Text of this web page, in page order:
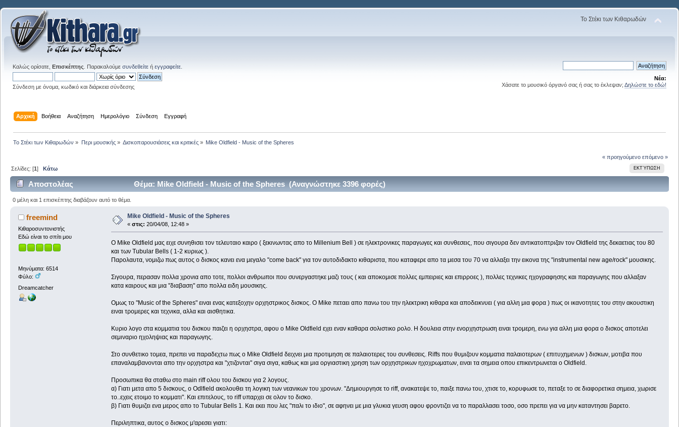
Το Στέκι των Κιθαρωδών
Καλώς ορίσατε, Επισκέπτης . Παρακαλούμε συνδεθείτε ή εγγραφείτε
Σύνδεση με όνομα, κωδικό και διάρκεια σύνδεσης
Νέα:
Χάσατε το μουσικό όργανό σας ή σας το έκλεψαν; Δηλώστε το εδώ!
Αρχική Βοήθεια Αναζήτηση Ημερολόγιο Σύνδεση Εγγραφή
Το Στέκι των Κιθαρωδών » Περι μουσικής» Δισκοπαρουσιάσεις και κριτικές» Mike Oldfield - Music of the Spheres
« προηγούμενο επόμενο »
ΕΚΤΎΠΩΣΗ
Σελίδες: [1]Κάτω
Αποστολέας Θέμα: Mike Oldfield - Music of the Spheres (Αναγνώστηκε 3396 φορές)
0 μέλη και 1 επισκέπτης διαβάζουν αυτό το θέμα.
freemind
Κιθαροσυντονιστής
Εδώ είναι το σπίτι μου
Μηνύματα: 6514
Φύλο:
Dreamcatcher
Mike Oldfield - Music of the Spheres
« στις: 20/04/08, 12:48 »
Ο Mike Οldfield μας ειχε συνηθισει τον τελευταιο καιρο ( ξεκινωντας απο το Millenium Bell ) σε ηλεκτρονικες παραγωγες και συνθεσεις, που σιγουρα δεν αντικατοπτριζαν τον Oldfield της δεκαετιας του 80
και των Tubular Bells ( 1-2 κυριως ).
Παρολαυτα, νομιζω πως αυτος ο δισκος κανει ενα μεγαλο "come back" για τον αυτοδιδακτο κιθαριστα, που καταφερε απο τα μεσα του 70 να αλλαξει την εικονα της "instrumental new age/rock" μουσικης.
Σιγουρα, περασαν πολλα χρονια απο τοτε, πολλοι ανθρωποι που συνεργαστηκε μαζι τους ( και αποκομισε πολλες εμπειριες και επιρροες ), πολλες τεχνικες ηχογραφησης και παραγωγης που αλλαξαν
κατα καιρους και μια "διαβαση" απο πολλα ειδη μουσικης.
Ομως το "Music of the Spheres" ειναι ενας κατεξοχην ορχηστρικος δισκος. Ο Mike πεταει απο πανω του την ηλεκτρικη κιθαρα και αποδεικνυει ( για αλλη μια φορα ) πως οι ικανοτητες του στην ακουστικη
ειναι τρομερες και τεχνικα, αλλα και αισθητικα.
Κυριο λογο στα κομματια του δισκου παιζει η ορχηστρα, αφου ο Mike Oldfield εχει εναν καθαρα σολιστικο ρολο. Η δουλεια στην ενορχηστρωση ειναι τρομερη, ενω για αλλη μια φορα ο δισκος αποτελει
σεμιναριο ηχοληψιας και παραγωγης.
Στο συνθετικο τομεα, πρεπει να παραδεχτω πως ο Mike Oldfield δειχνει μια προτιμηση σε παλαιοτερες του συνθεσεις. Riffs που θυμιζουν κομματια παλαιοτερων ( επιτυχημενων ) δισκων, μοτιβα που
επαναλαμβανονται απο την ορχηστρα και "χτιζονται" σιγα σιγα, καθως και μια οργιαστικη χρηση των ορχηστρικων ηχοχρωματων, ειναι τα σημεια οπου επικεντρωνεται ο Oldfield.
Προσωπικα θα σταθω στο main riff ολου του δισκου για 2 λογους.
α) Γιατι μετα απο 5 δισκους, ο Odlfield ακολουθει τη λογικη των νεανικων του χρονων. "Δημιουργησε το riff, ανακατεψε το, παιξε πανω του, χτισε το, κορυφωσε το, πεταξε το σε διαφορετικα σημεια, χωρισε
το..εχεις ετοιμο το κομματι". Και επιτελους, το riff υπαρχει σε ολον το δισκο.
β) Γιατι θυμιζει ενα μερος απο το Tubular Bells 1. Και εκει που λες "παλι το ιδιο", σε αφηνει με μια γλυκια γευση αφου φροντιζει να το παραλλασει τοσο, οσο πρεπει για να μην καταντησει βαρετο.
Περιληπτικα, αυτος ο δισκος μ'αρεσει γιατι: